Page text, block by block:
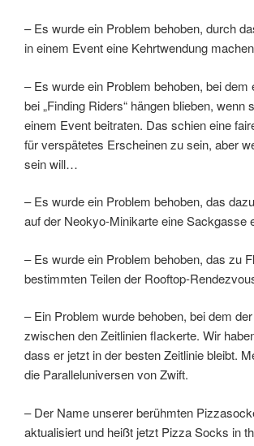
– Es wurde ein Problem behoben, durch
in einem Event eine Kehrtwendung
– Es wurde ein Problem behoben, bei dem
bei „Finding Riders“ hängen blieben, wenn
einem Event beitraten. Das schien eine
für verspätetes Erscheinen zu sein, aber
sein will…
– Es wurde ein Problem behoben, das
auf der Neokyo-Minikarte eine Sackgasse
– Es wurde ein Problem behoben, das zu
bestimmten Teilen der Rooftop-
– Ein Problem wurde behoben, bei dem
zwischen den Zeitlinien flackerte. Wir
dass er jetzt in der besten Zeitlinie bleibt.
die Paralleluniversen von Zwift.
– Der Name unserer berühmten
aktualisiert und heißt jetzt Pizza Socks in